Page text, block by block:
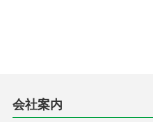
会社案内